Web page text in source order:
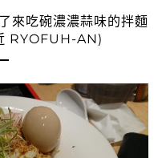
來吃碗濃濃蒜味的拌麵
RYOFUH-AN)